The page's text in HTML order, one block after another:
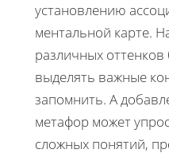
установлению
ментальной карте.
различных
выделять важные
запомнить. А
метафор может
сложных понятий,